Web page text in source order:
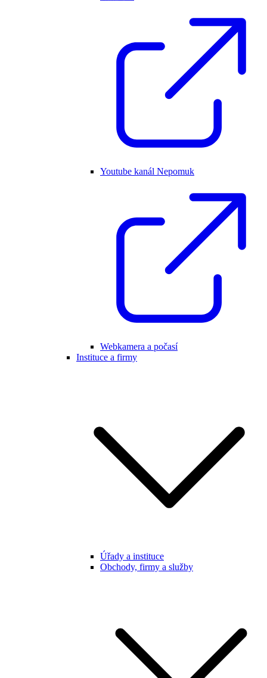
Youtube kanál Nepomuk
Webkamera a počasí
Instituce a firmy
Úřady a instituce
Obchody, firmy a služby